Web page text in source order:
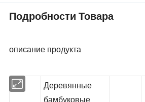
Подробности Товара
описание продукта
Деревянные